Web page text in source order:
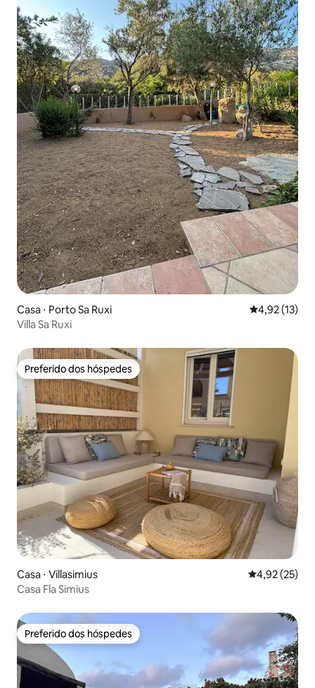
Casa ⋅ Porto Sa Ruxi 4,92 de uma
4,92 (13)
Villa Sa Ruxi
Preferido dos hóspedes
Preferido dos hóspedes
Casa ⋅ Villasimius 4,92 de uma
4,92 (25)
Casa Fla Simius
Preferido dos hóspedes
Preferido dos hóspedes